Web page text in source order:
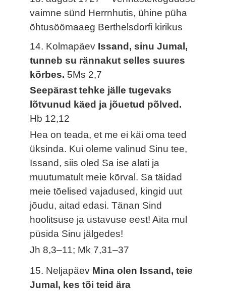
vaimne sünd Herrnhutis, ühine püha
õhtusöömaaeg Berthelsdorfi kirikus
14. Kolmapäev Issand, sinu Jumal,
tunneb su rännakut selles suures
kõrbes. 5Ms 2,7
Seepärast tehke jälle tugevaks
lõtvunud käed ja jõuetud põlved.
Hb 12,12
Hea on teada, et me ei käi oma teed
üksinda. Kui oleme valinud Sinu tee,
Issand, siis oled Sa ise alati ja
muutumatult meie kõrval. Sa täidad
meie tõelised vajadused, kingid uut
jõudu, aitad edasi. Tänan Sind
hoolitsuse ja ustavuse eest! Aita mul
püsida Sinu jälgedes!
Jh 8,3–11; Mk 7,31–37
15. Neljapäev Mina olen Issand, teie
Jumal, kes tõi teid ära